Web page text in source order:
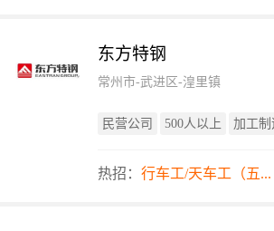
东方特钢
常州市-武进区-湟里镇
民营公司 500人以上 加工制
热招： 行车工/天车工（五...